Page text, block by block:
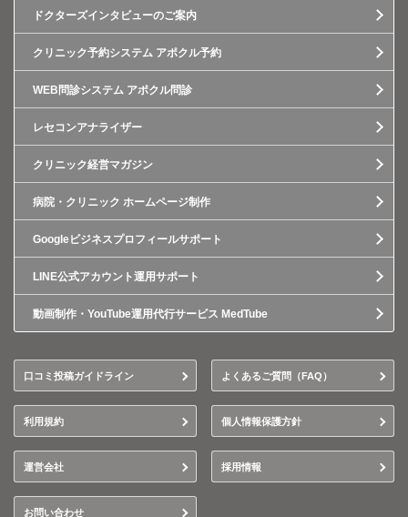
ドクターズインタビューのご案内
クリニック予約システム アポクル予約
WEB問診システム アポクル問診
レセコンアナライザー
クリニック経営マガジン
病院・クリニック ホームページ制作
Googleビジネスプロフィールサポート
LINE公式アカウント運用サポート
動画制作・YouTube運用代行サービス MedTube
口コミ投稿ガイドライン よくあるご質問（FAQ）
利用規約 個人情報保護方針
運営会社 採用情報
お問い合わせ